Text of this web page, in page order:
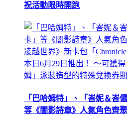
祝活動限時開跑
「巴哈姆特」、「峇妮＆峇
等《闇影詩章》人氣角色齊